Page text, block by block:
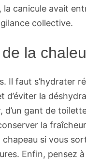
canicule avait
collective.
la
Il faut s’hydrater
d’éviter la
d’un gant de
la
si vous
Enfin, pensez